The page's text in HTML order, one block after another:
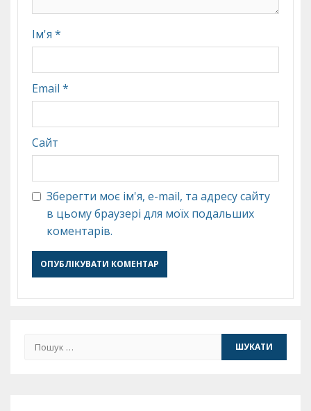
Ім'я *
Email *
Сайт
Зберегти моє ім'я, e-mail, та адресу сайту
в цьому браузері для моїх подальших
коментарів.
Пошук: